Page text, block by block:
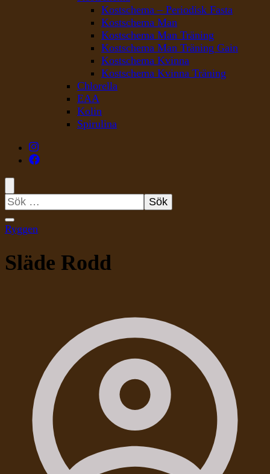
Kostschema – Periodisk Fasta
Kostschema Man
Kostschema Man Träning
Kostschema Man Träning Gain
Kostschema Kvinna
Kostschema Kvinna Träning
Chlorella
EAA
Kolin
Spirulina
Sök
efter:
Ryggen
Släde Rodd